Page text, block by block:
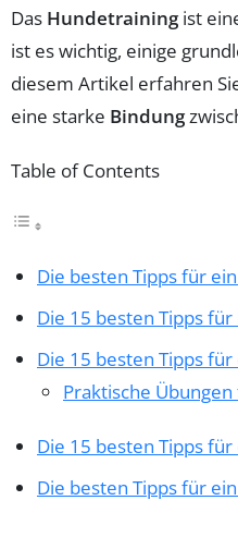
Das Hundetrainingist
ist es wichtig, einige
diesem Artikel erfahren
eine starke Bindung
Table of Contents
Die besten Tipps für
Die 15 besten Tipps
Die 15 besten Tipps
Praktische
Die 15 besten Tipps
Die besten Tipps für